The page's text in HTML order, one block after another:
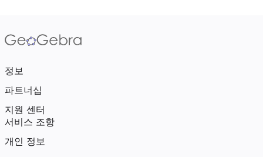
정보
파트너십
지원 센터
서비스 조항
개인 정보